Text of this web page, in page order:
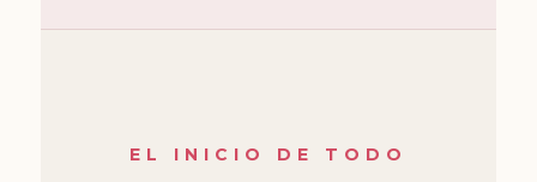
EL INICIO DE TODO